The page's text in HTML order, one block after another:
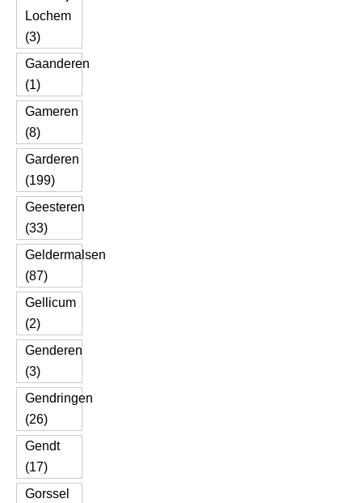
Lochem
(3)
Gaanderen
(1)
Gameren
(8)
Garderen
(199)
Geesteren
(33)
Geldermalsen
(87)
Gellicum
(2)
Genderen
(3)
Gendringen
(26)
Gendt
(17)
Gorssel